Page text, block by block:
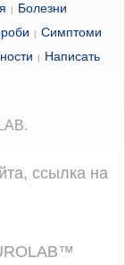
|
Болезни
| Симптоми
|
Написать
ссылка на